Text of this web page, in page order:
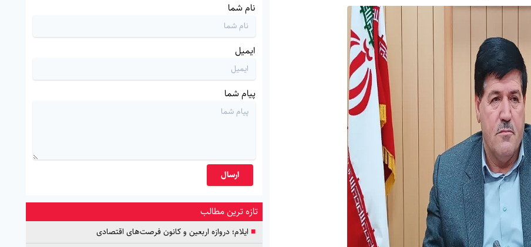
نام شما
ایمیل
پیام شما
ارسال
تازه ترین مطالب
■ ایلام؛ دروازه اربعین و کانون فرصت‌های اقتصادی